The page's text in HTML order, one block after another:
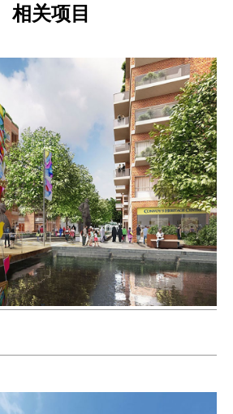
相关项目